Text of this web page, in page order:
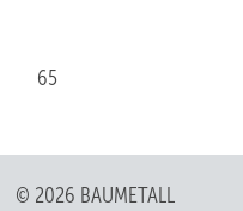
65
© 2026 BAUMETALL